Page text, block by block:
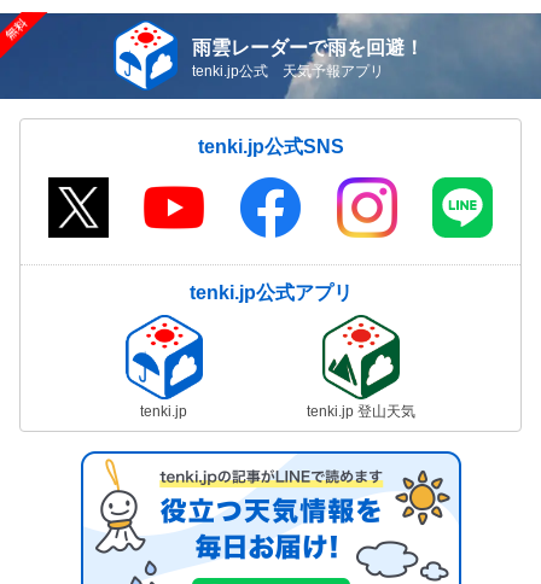
雨雲レーダーで雨を回避！
tenki.jp公式 天気予報アプリ
tenki.jp公式SNS
tenki.jp公式アプリ
tenki.jp tenki.jp 登山天気